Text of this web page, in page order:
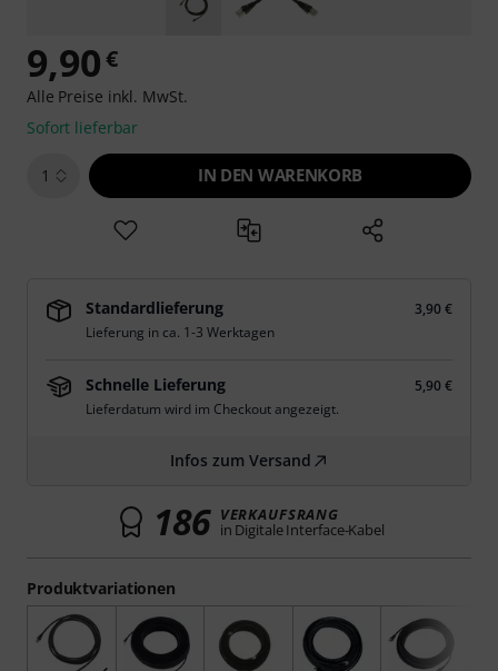
Produktvariationen
9,90€
Alle Preise inkl. MwSt.
Sofort lieferbar
1 IN DEN WARENKORB
Standardlieferung
3,90 €
Lieferung in ca. 1-3 Werktagen
Schnelle Lieferung
5,90 €
Lieferdatum wird im Checkout angezeigt.
Infos zum Versand
186 VERKAUFSRANG
in Digitale Interface-Kabel